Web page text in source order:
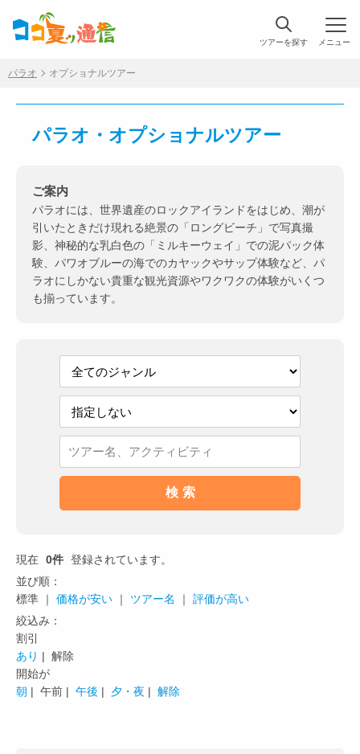
ツアーを探す
パラオ オプショナルツアー
パラオ・オプショナルツアー
ご案内
パラオには、世界遺産のロックアイランドをはじめ、潮が
引いたときだけ現れる絶景の「ロングビーチ」で写真撮
影、神秘的な乳白色の「ミルキーウェイ」での泥パック体
験、パワオブルーの海でのカヤックやサップ体験など、パ
ラオにしかない貴重な観光資源やワクワクの体験がいくつ
も揃っています。
現在 0件 登録されています。
並び順：
標準 ｜ 価格が安い ｜ ツアー名 ｜ 評価が高い
絞込み：
割引
あり | 解除
開始が
朝 | 午前 | 午後 | 夕・夜 | 解除
メニュー